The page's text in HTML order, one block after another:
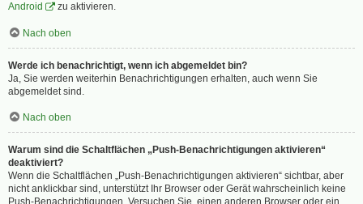
Android
zu aktivieren.
Nach oben
Werde ich benachrichtigt, wenn ich abgemeldet bin?
Ja, Sie werden weiterhin Benachrichtigungen erhalten, auch wenn Sie
abgemeldet sind.
Nach oben
Warum sind die Schaltflächen „Push-Benachrichtigungen aktivieren“
deaktiviert?
Wenn die Schaltflächen „Push-Benachrichtigungen aktivieren“ sichtbar, aber
nicht anklickbar sind, unterstützt Ihr Browser oder Gerät wahrscheinlich keine
Push-Benachrichtigungen. Versuchen Sie, einen anderen Browser oder ein